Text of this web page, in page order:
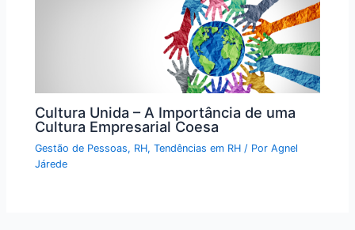
Cultura Unida – A Importância de uma
Cultura Empresarial Coesa
Gestão de Pessoas, RH,Tendências em RH / PorAgnel
Járede